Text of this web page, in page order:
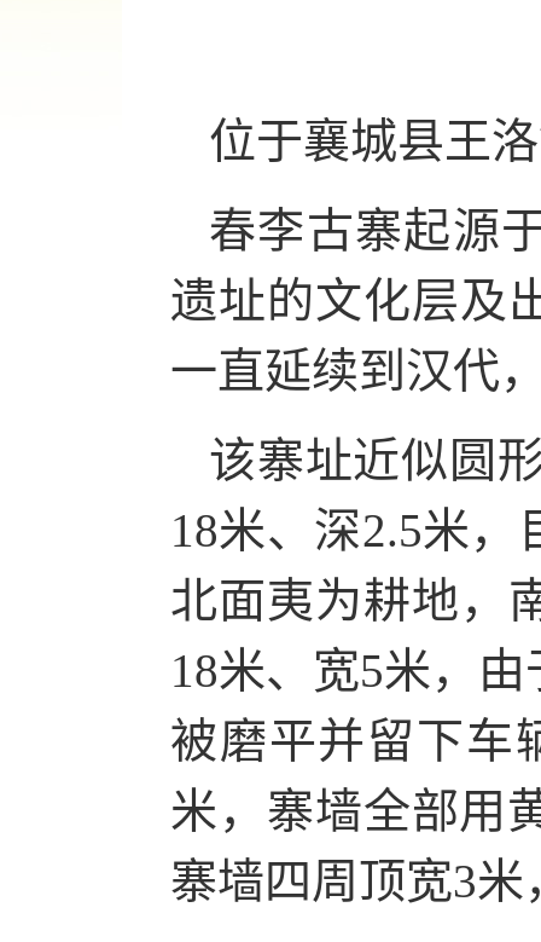
位于襄城县王
春李古寨起源
遗址的文化层及
一直延续到汉代
该寨址近似圆
18米、深2.5米
北面夷为耕地，
18米、宽5米，
被磨平并留下车
米，寨墙全部用
寨墙四周顶宽3